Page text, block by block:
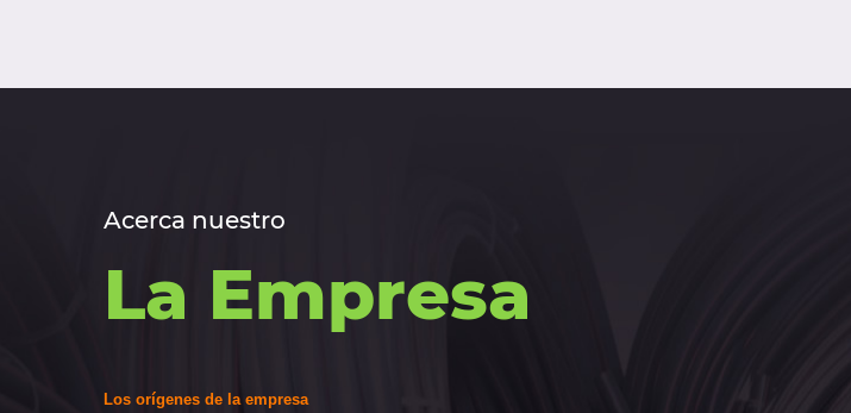
Acerca nuestro
La Empresa
Los orígenes de la empresa